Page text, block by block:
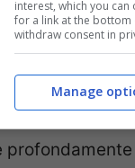
i dati di Terna,
di
interest, which you
for a link at the bottom
withdraw consent in
Manage